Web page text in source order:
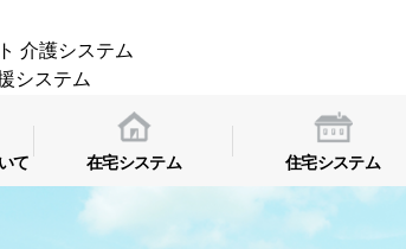
介護システム
システム
て 在宅システム 住宅システム